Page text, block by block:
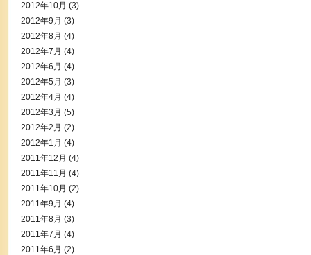
2012年10月 (3)
2012年9月 (3)
2012年8月 (4)
2012年7月 (4)
2012年6月 (4)
2012年5月 (3)
2012年4月 (4)
2012年3月 (5)
2012年2月 (2)
2012年1月 (4)
2011年12月 (4)
2011年11月 (4)
2011年10月 (2)
2011年9月 (4)
2011年8月 (3)
2011年7月 (4)
2011年6月 (2)